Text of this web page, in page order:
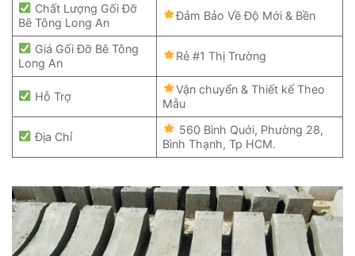
Chất Lượng Gối Đỡ
Bê Tông Long An
Đảm Bảo Về Độ Mới & Bền
Giá Gối Đỡ Bê Tông
Long An
Rẻ #1 Thị Trường
Hỗ Trợ
Vận chuyển & Thiết kế Theo
Mẫu
Địa Chỉ
560 Bình Quới, Phường 28,
Bình Thạnh, Tp HCM.